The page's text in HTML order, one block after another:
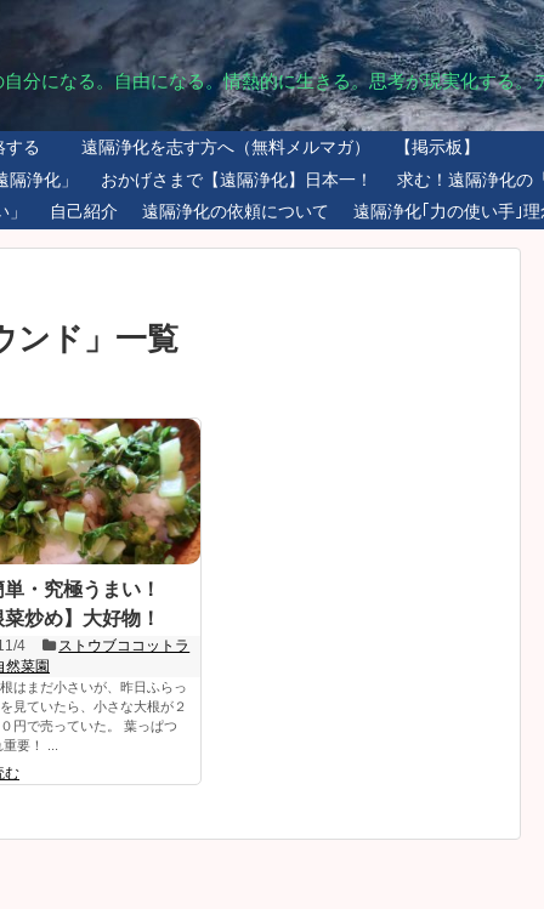
分になる。自由になる。情熱的に生きる。思考が現実化する
る 遠隔浄化を志す方へ（無料メルマガ）
【掲示板】
浄化」
おかげさまで【遠隔浄化】日本一！
求む！遠隔浄化の
自己紹介 遠隔浄化の依頼について 遠隔浄化｢力の使い手｣
ンド 」 一覧
・究極うまい！
炒め】大好物！
4
ストウブココットラ
然菜園
はまだ小さいが、昨日ふらっ
見ていたら、小さな大根が２
円で売っていた。 葉っぱつ
要！ ...
む